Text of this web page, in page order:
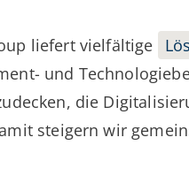
liefert vielfältige
und
die
steigern wir